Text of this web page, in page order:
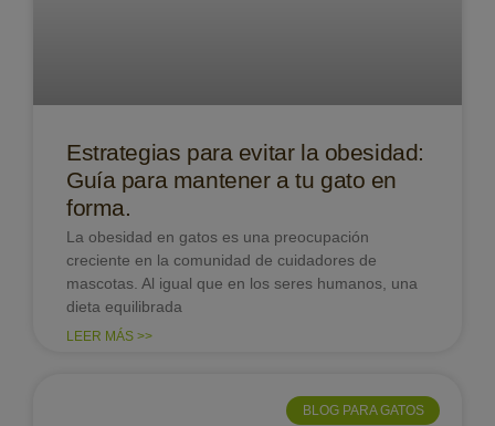
Estrategias para evitar la obesidad:
Guía para mantener a tu gato en
forma.
La obesidad en gatos es una preocupación
creciente en la comunidad de cuidadores de
mascotas. Al igual que en los seres humanos, una
dieta equilibrada
LEER MÁS >>
BLOG PARA GATOS